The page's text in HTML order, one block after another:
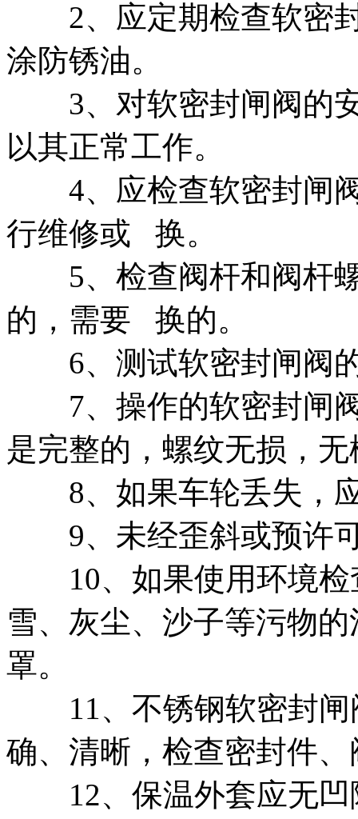
2、应定期检查软密
涂防锈油。
3、对软密封闸阀的安
以其正常工作。
4、应检查软密封闸阀
行维修或 换。
5、检查阀杆和阀杆螺
的，需要 换的。
6、测试软密封闸阀的
7、操作的软密封闸阀
是完整的，螺纹无损，
8、如果车轮丢失，
9、未经歪斜或预许可
10、如果使用环境检
雪、灰尘、沙子等污物
罩。
11、不锈钢软密封闸
确、清晰，检查密封件、
12、保温外套应无凹